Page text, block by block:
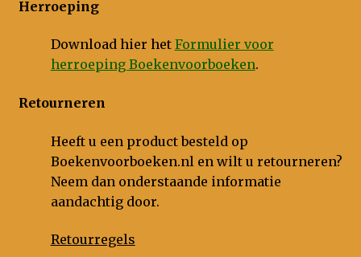
Herroeping
Download hier het Formulier voor
herroeping Boekenvoorboeken.
Retourneren
Heeft u een product besteld op
Boekenvoorboeken.nl en wilt u retourneren?
Neem dan onderstaande informatie
aandachtig door.
Retourregels